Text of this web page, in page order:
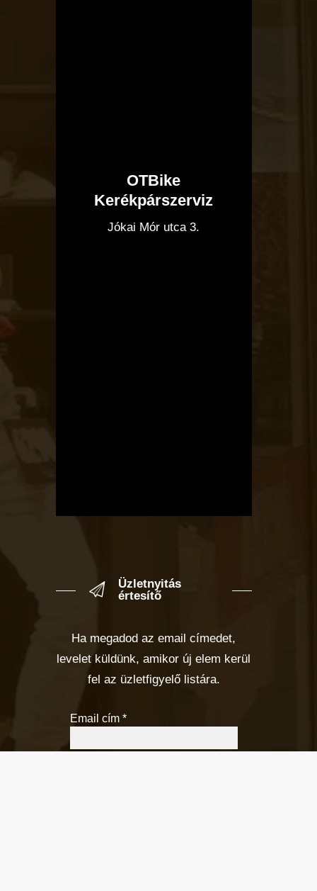
OTBike
Kerékpárszerviz
Jókai Mór utca 3.
Üzletnyitás
értesítő
Ha megadod az email címedet,
levelet küldünk, amikor új elem kerül
fel az üzletfigyelő listára.
Email cím *